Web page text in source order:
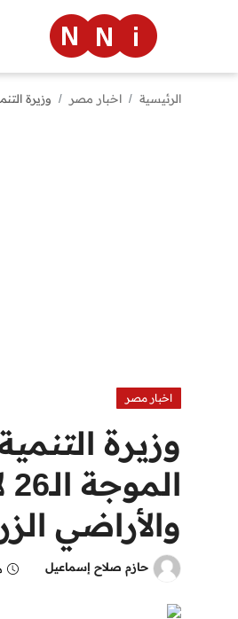
منوعات
الرئيسية اخبار مصر وزيرة التنمية
اخبار مصر
وزيرة
والأراضي
حازم صلاح إسماعيل